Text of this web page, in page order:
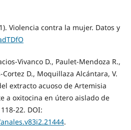
Violencia contra la mujer. Datos y
Vivanco D., Paulet-Mendoza R.,
Cortez D., Moquillaza Alcántara, V.
extracto acuoso de Artemisia
a oxitocina en útero aislado de
22. DOI:
.